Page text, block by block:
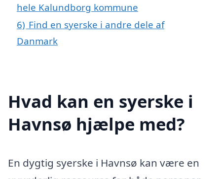
hele Kalundborg kommune
6) Find en syerske i andre dele af
Danmark
Hvad kan en syerske i
Havnsø hjælpe med?
En dygtig syerske i Havnsø kan være en